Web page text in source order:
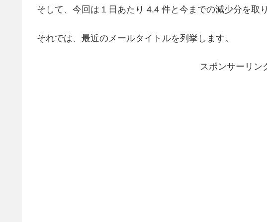
そして、今回は１日あたり 4.4 件と今までの減少分を取
それでは、最近のメールタイトルを列挙します。
スポンサーリン